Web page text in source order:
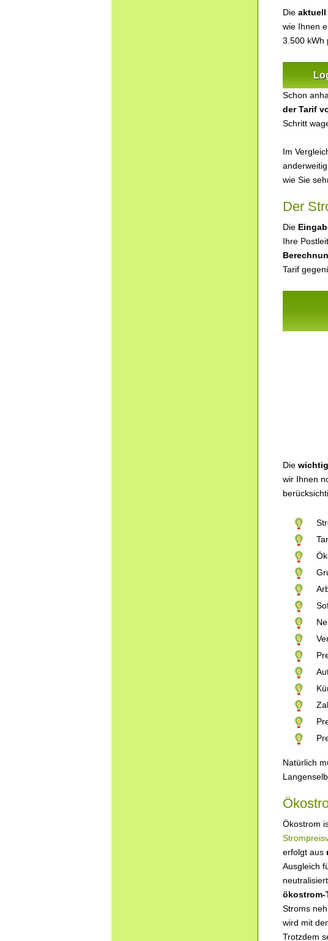
Die aktuell
wie Ihnen
3.500 kWh
Schon
der Tarif
Schritt
Im
wie Sie
Der
Die
Ihre
Tarif
Die
wir Ihnen
Natürlich
Ökostrom
erfolgt aus
Ausgleich
ökostrom-
Stroms
wird mit
Trotzdem